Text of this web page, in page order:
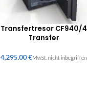
Transfertresor CF940/4
Transfer
€